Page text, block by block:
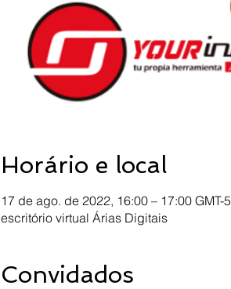
Horário e local
17 de ago. de 2022, 16:00 – 17:00 GMT-5
escritório virtual Árias Digitais
Convidados